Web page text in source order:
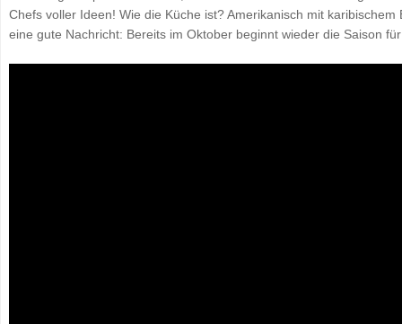
Chefs voller Ideen! Wie die Küche ist? Amerikanisch mit
eine gute Nachricht: Bereits im Oktober beginnt wieder die Saison